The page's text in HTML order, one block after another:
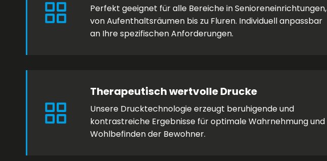
Perfekt geeignet für alle Bereiche in Senioreneinrichtungen,
von Aufenthaltsräumen bis zu Fluren. Individuell anpassbar
an Ihre spezifischen Anforderungen.
Therapeutisch wertvolle Drucke
Unsere Drucktechnologie erzeugt beruhigende und
kontrastreiche Ergebnisse für optimale Wahrnehmung und
Wohlbefinden der Bewohner.